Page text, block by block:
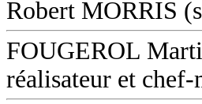
Robert MORRIS
FOUGEROL
réalisateur et